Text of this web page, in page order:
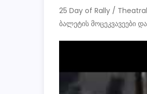
25 Day of Rally /
ბალეტის მოცეკვავეები